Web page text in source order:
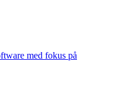
med fokus på